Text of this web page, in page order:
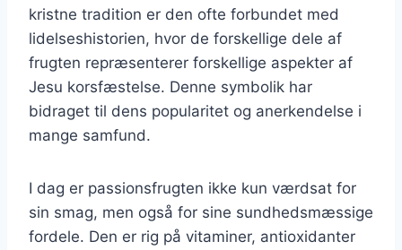
kristne tradition er den ofte forbundet med
lidelseshistorien, hvor de forskellige dele af
frugten repræsenterer forskellige aspekter af
Jesu korsfæstelse. Denne symbolik har
bidraget til dens popularitet og anerkendelse i
mange samfund.
I dag er passionsfrugten ikke kun værdsat for
sin smag, men også for sine sundhedsmæssige
fordele. Den er rig på vitaminer, antioxidanter